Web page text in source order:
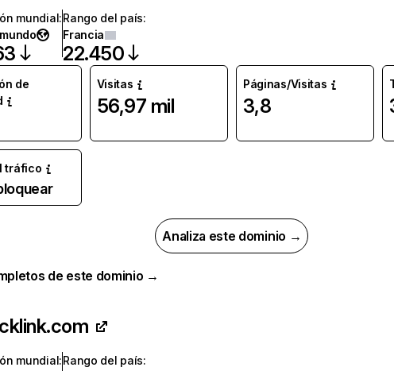
mundial:Rango del país:
Francia
22.450
de
Visitas
56,97 mil
Páginas/Visitas
3,8
tráfico
Analiza este dominio →
de este dominio →
mundial:Rango del país: